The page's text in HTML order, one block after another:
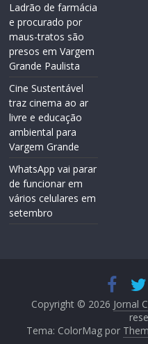
Ladrão de farmácia
e procurado por
maus-tratos são
presos em Vargem
Grande Paulista
Cine Sustentável
traz cinema ao ar
livre e educação
ambiental para
Vargem Grande
WhatsApp vai parar
de funcionar em
vários celulares em
setembro
Copyright © 2026 Jornal
Tema: ColorMag por